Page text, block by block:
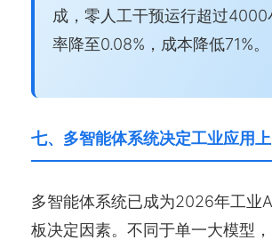
成，零人工干预运行超过4000
率降至0.08%，成本降低71%。
七、多智能体系统决定工业应用
多智能体系统已成为2026年工业
板决定因素。不同于单一大模型